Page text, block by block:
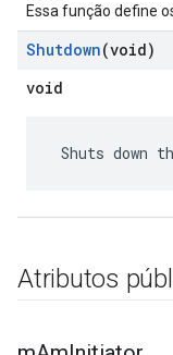
Essa função define
Shutdown(void)
void
Shuts down
Atributos